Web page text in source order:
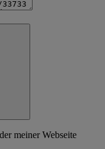
meiner Webseite